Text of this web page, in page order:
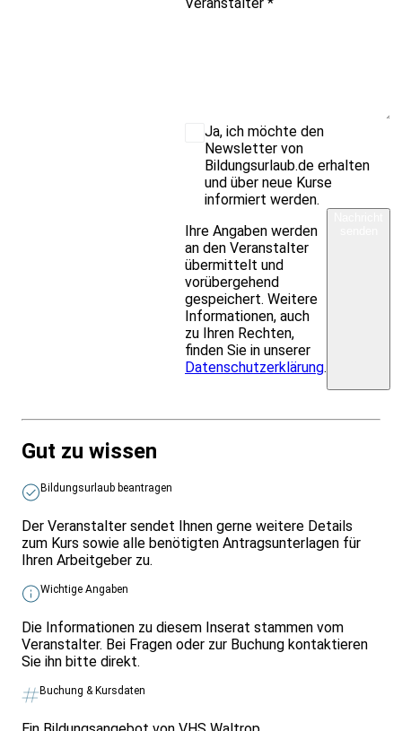
Veranstalter *
Ja, ich möchte den
Newsletter von
Bildungsurlaub.de erhalten
und über neue Kurse
informiert werden.
Ihre Angaben werden
an den Veranstalter
übermittelt und
vorübergehend
gespeichert. Weitere
Informationen, auch
zu Ihren Rechten,
finden Sie in unserer
Datenschutzerklärung.
Gut zu wissen
Bildungsurlaub beantragen
Der Veranstalter sendet Ihnen gerne weitere Details
zum Kurs sowie alle benötigten Antragsunterlagen für
Ihren Arbeitgeber zu.
Wichtige Angaben
Die Informationen zu diesem Inserat stammen vom
Veranstalter. Bei Fragen oder zur Buchung kontaktieren
Sie ihn bitte direkt.
Buchung & Kursdaten